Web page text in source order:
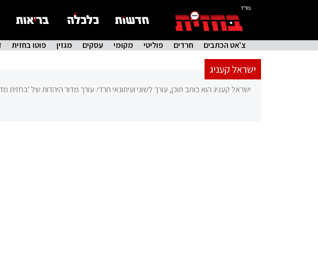
בס"ד
צ'אט הכתבים חרדים פוליטי מקומי עסקים מגזין פוטו בחזית
ישראל קעניג
ישראל קעניג הוא כותב תוכן, עורך לשוני ועיתונאי חרדי. עורך מדור היהדות של 'בחזית